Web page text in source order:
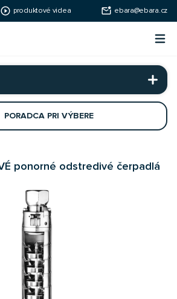
play_circle_outline produktové videa mark_email_unread ebara@ebara.cz
PORADCA PRI VÝBERE
ponorné odstredivé čerpadlá